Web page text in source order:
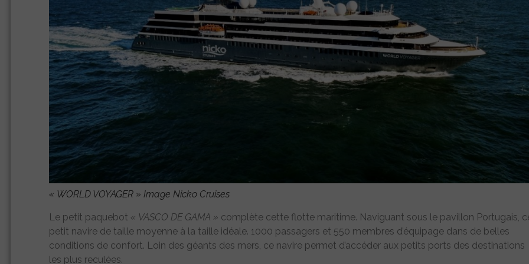
« WORLD VOYAGER » Image Nicko Cruises
Le petit paquebot « VASCO DE GAMA » complète cette flotte maritime. Naviguant sous le pavillon Portugais,
petit navire de taille moyenne à la taille idéale. 1000 passagers et 550 membres d’équipage dans de belles
conditions de confort. Loin des géants des mers, ce navire permet d’accéder aux petits ports des destinations
les plus reculées.